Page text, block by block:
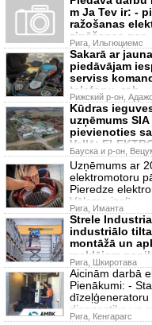
m Ja Tev ir: -
ražošanas
zināšanas par
Рига, Ильгюциемс
Sakarā ar
piedāvājam
serviss
telefonu, rob
Рижский р-он,
Kūdras
uzņēmums
pievienoties
Vallē:
Бауска и р-он,
Uzņēmums ar
elektromotoru
Pieredze
Vēlama izglī
Рига, Иманта
Strele
industriālo
montāžā un
meklējam
Рига, Шкиротава
Aicinām darbā
Pienākumi: -
dīzeļģeneratoru
diagnostika un
Рига, Кенгарагс